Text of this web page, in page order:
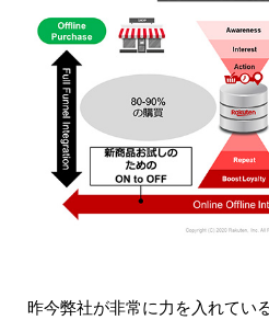
昨今弊社が非常に力を入れてい